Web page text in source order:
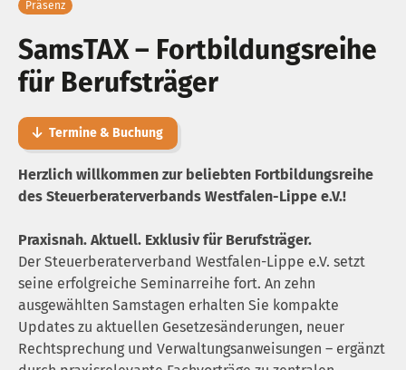
Präsenz
SamsTAX – Fortbildungsreihe
für Berufsträger
Termine & Buchung
Herzlich willkommen zur beliebten Fortbildungsreihe
des Steuerberaterverbands Westfalen-Lippe e.V.!
Praxisnah. Aktuell. Exklusiv für Berufsträger.
Der Steuerberaterverband Westfalen-Lippe e.V. setzt
seine erfolgreiche Seminarreihe fort. An zehn
ausgewählten Samstagen erhalten Sie kompakte
Updates zu aktuellen Gesetzesänderungen, neuer
Rechtsprechung und Verwaltungsanweisungen – ergänzt